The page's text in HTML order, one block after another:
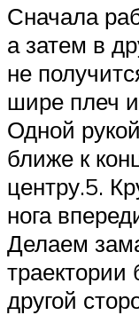
Сначала
а затем в
не
шире плеч
Одной
ближе к
центру.5.
нога
Делаем
другой